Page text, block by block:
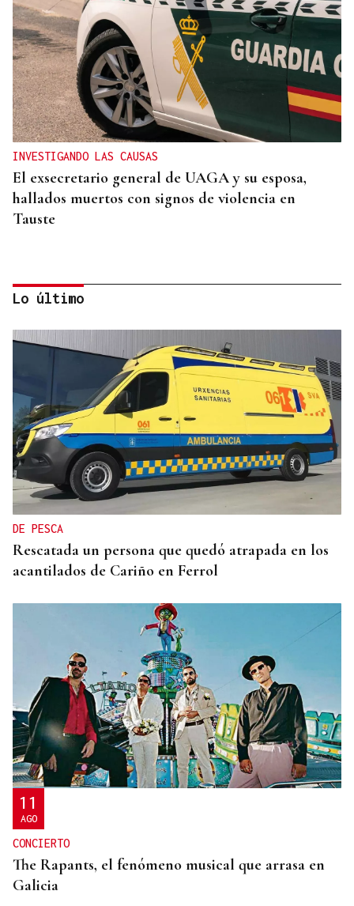
INVESTIGANDO LAS CAUSAS
El exsecretario general de UAGA y su esposa,
hallados muertos con signos de violencia en
Tauste
INCENDIO EN UN BARRANCO
Unos 200 efectivos combaten el incendio de Tírig,
que ya roza las 400 hectáreas
Lo último
DE PESCA
Rescatada un persona que quedó atrapada en los
acantilados de Cariño en Ferrol
11
AGO
CONCIERTO
The Rapants, el fenómeno musical que arrasa en
Galicia